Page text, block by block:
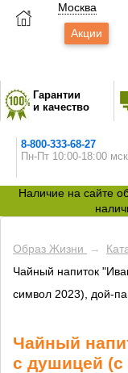
Москва
Акции
Гарантии
и качество
8-800-333-68-27
Пн-Пт 10:00-18:00 мск
Наличие на сайте
Образ Жизни →
Чайный напиток
символ 2023), дой-
Чайный
с душицей (с